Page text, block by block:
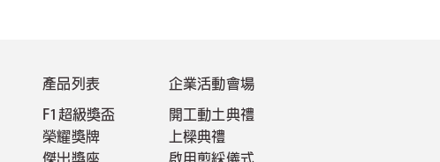
產品列表
F1超級獎盃
榮耀獎牌
企業活動會場
開工動土典禮
上樑典禮